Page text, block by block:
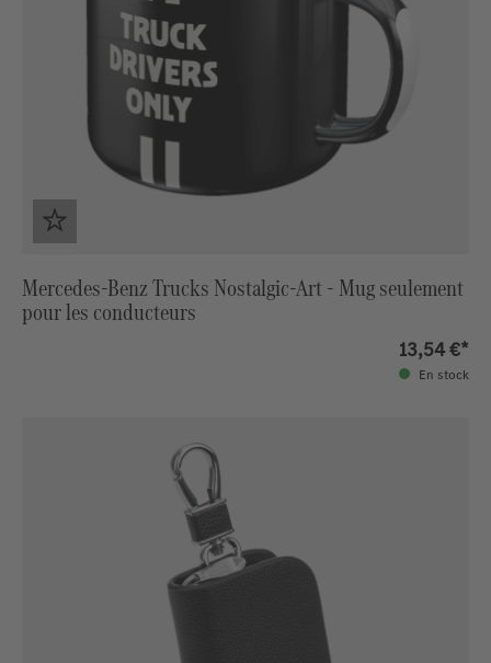
Mercedes-Benz Trucks Nostalgic-Art - Mug seulement
pour les conducteurs
13,54 €*
En stock